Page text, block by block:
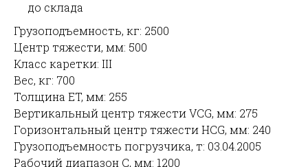
до склада
Грузоподъемность, кг: 2500
Центр тяжести, мм: 500
Класс каретки: III
Вес, кг: 700
Толщина ET, мм: 255
Вертикальный центр тяжести VCG, мм: 275
Горизонтальный центр тяжести HCG, мм: 240
Грузоподъемность погрузчика, т: 03.04.2005
Рабочий диапазон C, мм: 1200